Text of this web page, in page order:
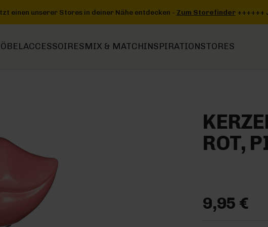
-Zum Storefinder+++ +++ Jetzt einen unserer Stores in deiner
ACCESSOIRESMIX & MATCHINSPIRATIONSTORES
ROT,
9,95 €